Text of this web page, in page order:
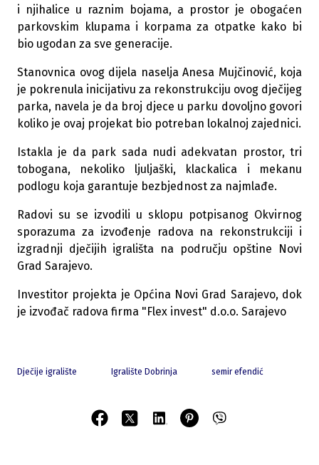
i njihalice u raznim bojama, a prostor je obogaćen
parkovskim klupama i korpama za otpatke kako bi
bio ugodan za sve generacije.
Stanovnica ovog dijela naselja Anesa Mujčinović, koja
je pokrenula inicijativu za rekonstrukciju ovog dječijeg
parka, navela je da broj djece u parku dovoljno govori
koliko je ovaj projekat bio potreban lokalnoj zajednici.
Istakla je da park sada nudi adekvatan prostor, tri
tobogana, nekoliko ljuljaški, klackalica i mekanu
podlogu koja garantuje bezbjednost za najmlađe.
Radovi su se izvodili u sklopu potpisanog Okvirnog
sporazuma za izvođenje radova na rekonstrukciji i
izgradnji dječijih igrališta na području opštine Novi
Grad Sarajevo.
Investitor projekta je Općina Novi Grad Sarajevo, dok
je izvođač radova firma "Flex invest" d.o.o. Sarajevo
Dječije igralište Igralište Dobrinja semir efendić